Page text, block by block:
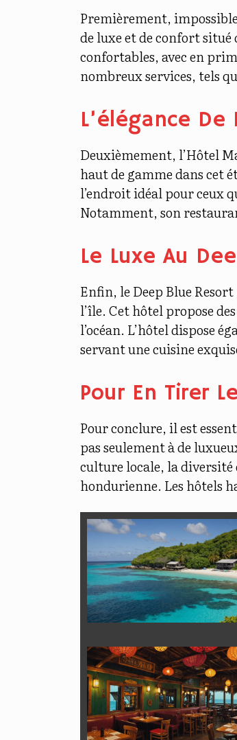
Premièrement,
de luxe et de confort situé
confortables, avec en
nombreux services, tels
L’élégance
Deuxièmement, l’Hôtel
haut de gamme dans cet
l’endroit idéal pour ceux
Notamment, son
Le Luxe Au
Enfin, le Deep Blue
l’île. Cet hôtel propose
l’océan. L’hôtel dispose
servant une cuisine
Pour En Tirer
Pour conclure, il est
pas seulement à de
culture locale, la diversité
hondurienne. Les hôtels